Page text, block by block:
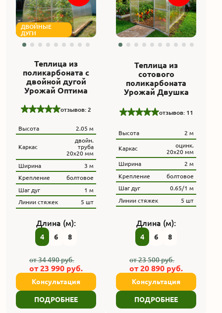
Гарантии
Вакансии
ДВОЙНЫЕ
ДУГИ
Теплица из
поликарбоната с
двойной дугой
Урожай Оптима
отзывов: 2
Высота 2.05 м
Каркас
двойн.
труба
20x20 мм
Ширина
3 м
Крепление
болтовое
Шаг дуг
1 м
Линии стяжек
5 шт
Длина (м):
4 6 8
от34 490руб.
от 23 990 руб.
Консультация
ПОДРОБНЕЕ
Теплица из
сотового
поликарбоната
Урожай Двушка
отзывов: 11
Высота 2 м
Каркас
оцинк.
20х20 мм
Ширина
2 м
Крепление
болтовое
Шаг дуг
0.65/1 м
Линии стяжек
5 шт
Длина (м):
4 6 8
от23 500руб.
от 20 890 руб.
Консультация
ПОДРОБНЕЕ